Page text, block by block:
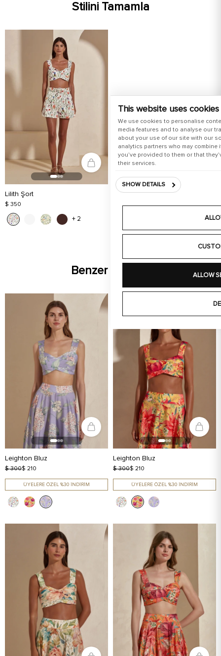
This website uses cookies
We use cookies to personalise
media features and to analyse our
about your use of our site with our
analytics partners who may
you’ve provided to them or that
their services.
SHOW DETAILS
ALLOW
Stilini Tamamla
Lilith Şort
$ 350
+ 2
Benzer Ürünler
Leighton Bluz
$ 300$ 210
ÜYELERE ÖZEL %30 İNDİRİM
Leighton Bluz
$ 300$ 210
ÜYELERE ÖZEL %30 İNDİRİM